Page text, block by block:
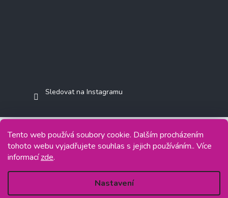
Tento web používá soubory cookie. Dalším procházením
tohoto webu vyjadřujete souhlas s jejich používáním.. Více
informacízde.
Nastavení
Sledovat na Instagramu
Copyright 2026Jasminkashop.cz. Všechna práva vyhrazena.
Vytvořil Shoptet